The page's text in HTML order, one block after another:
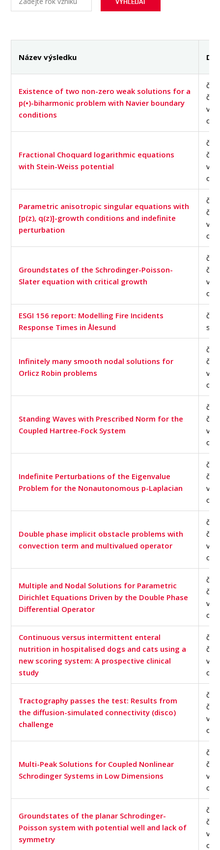
OSOBY
Název výsledku
Existence of two non-zero weak solutions for a
p(•)-biharmonic problem with Navier boundary
conditions
v
of
Fractional Choquard logarithmic equations
with Stein-Weiss potential
v
of
Parametric anisotropic singular equations with
[p(z), q(z)]-growth conditions and indefinite
perturbation
v
of
Groundstates of the Schrodinger-Poisson-
Slater equation with critical growth
v
of
ESGI 156 report: Modelling Fire Incidents
Response Times in Ålesund
Infinitely many smooth nodal solutions for
Orlicz Robin problems
v
of
Standing Waves with Prescribed Norm for the
Coupled Hartree-Fock System
v
of
Indefinite Perturbations of the Eigenvalue
Problem for the Nonautonomous p-Laplacian
v
of
Double phase implicit obstacle problems with
convection term and multivalued operator
v
of
Multiple and Nodal Solutions for Parametric
Dirichlet Equations Driven by the Double Phase
Differential Operator
v
of
Continuous versus intermittent enteral
nutrition in hospitalised dogs and cats using a
new scoring system: A prospective clinical
study
v
of
Tractography passes the test: Results from
the diffusion-simulated connectivity (disco)
challenge
v
of
Multi-Peak Solutions for Coupled Nonlinear
Schrodinger Systems in Low Dimensions
v
of
Groundstates of the planar Schrodinger-
Poisson system with potential well and lack of
symmetry
v
of